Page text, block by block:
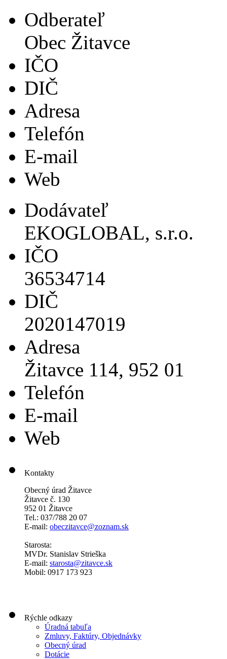
Odberateľ
Obec Žitavce
IČO
DIČ
Adresa
Telefón
E-mail
Web
Dodávateľ
EKOGLOBAL, s.r.o.
IČO
36534714
DIČ
2020147019
Adresa
Žitavce 114, 952 01
Telefón
E-mail
Web
Kontakty
Obecný úrad Žitavce
Žitavce č. 130
952 01 Žitavce
Tel.: 037/788 20 07
E-mail: obeczitavce@zoznam.sk
Starosta:
MVDr. Stanislav Strieška
E-mail: starosta@zitavce.sk
Mobil: 0917 173 923
Rýchle odkazy
Úradná tabuľa
Zmluvy, Faktúry, Objednávky
Obecný úrad
Dotácie